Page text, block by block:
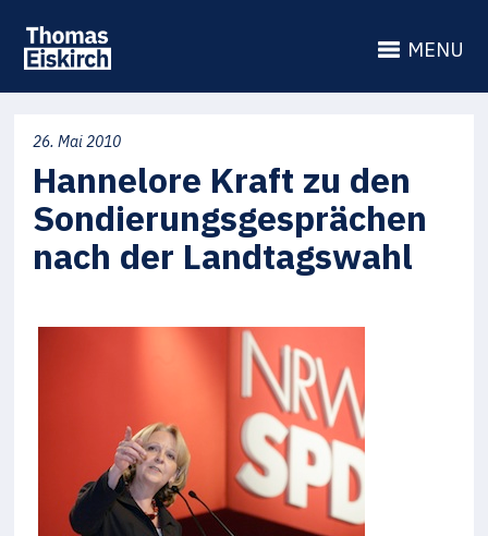
MENU
26. Mai 2010
Hannelore Kraft zu den
Sondierungsgesprächen
nach der Landtagswahl